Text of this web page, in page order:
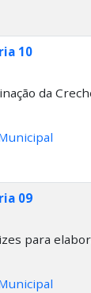
10
da
09
para